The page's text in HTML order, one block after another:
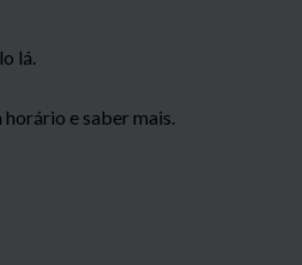
lá.
horário e saber mais.